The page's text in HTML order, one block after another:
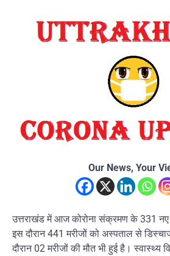
Our News, Your
उत्तराखंड में आज कोरोना संक्रमण के 331 नए
इस दौरान 441 मरीजों को अस्पताल से
दौरान 02 मरीजों की मौत भी हुई है। स्वास्थ्य